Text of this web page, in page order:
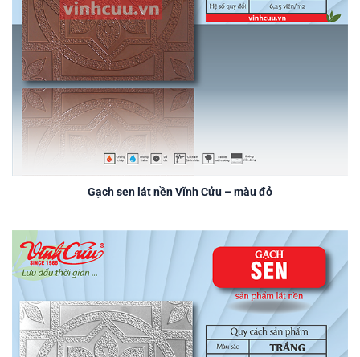
Gạch sen lát nền Vĩnh Cửu – màu đỏ